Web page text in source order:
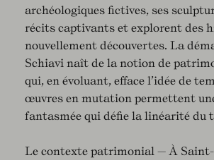
archéologiques fictives, ses
récits captivants et explorent des
nouvellement découvertes. La
Schiavi naît de la notion de
qui, en évoluant, efface l’idée de
œuvres en mutation permettent
fantasmée qui défie la linéarité du
Le contexte patrimonial — À